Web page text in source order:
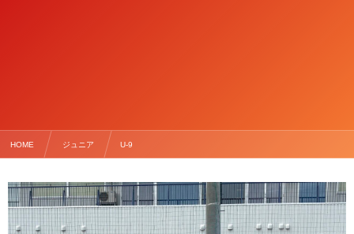
HOME ジュニア U-9